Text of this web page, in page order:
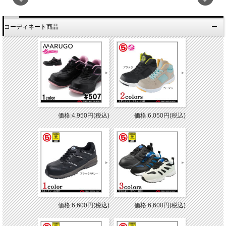
コーディネート商品
価格:4,950円(税込) 価格:6,050円(税込)
価格:6,600円(税込) 価格:6,600円(税込)